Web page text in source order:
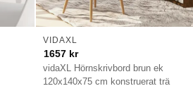
vidaXL Hörnskrivbord brun ek
120x140x75 cm konstruerat trä
VIDAXL
1657 kr